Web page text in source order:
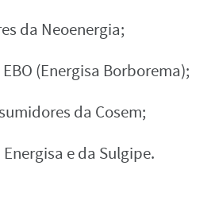
da Neoenergia;
(Energisa Borborema);
da Cosem;
e da Sulgipe.